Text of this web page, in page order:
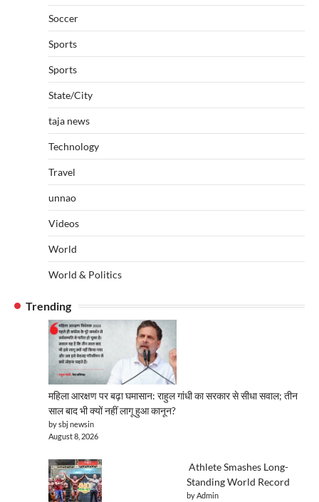
Soccer
Sports
Sports
State/City
taja news
Technology
Travel
unnao
Videos
World
World & Politics
Trending
महिला आरक्षण पर बढ़ा घमासान: राहुल गांधी का सरकार से सीधा सवाल; तीन
साल बाद भी क्यों नहीं लागू हुआ कानून?
by sbj newsin
August 8, 2026
Athlete Smashes Long-
Standing World Record
by Admin